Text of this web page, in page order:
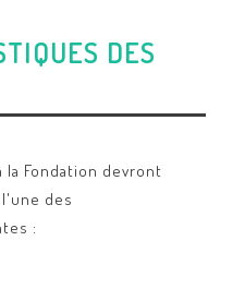
DES
Fondation devront
des
: